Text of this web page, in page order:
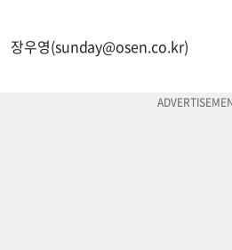
장우영(sunday@osen.co.kr)